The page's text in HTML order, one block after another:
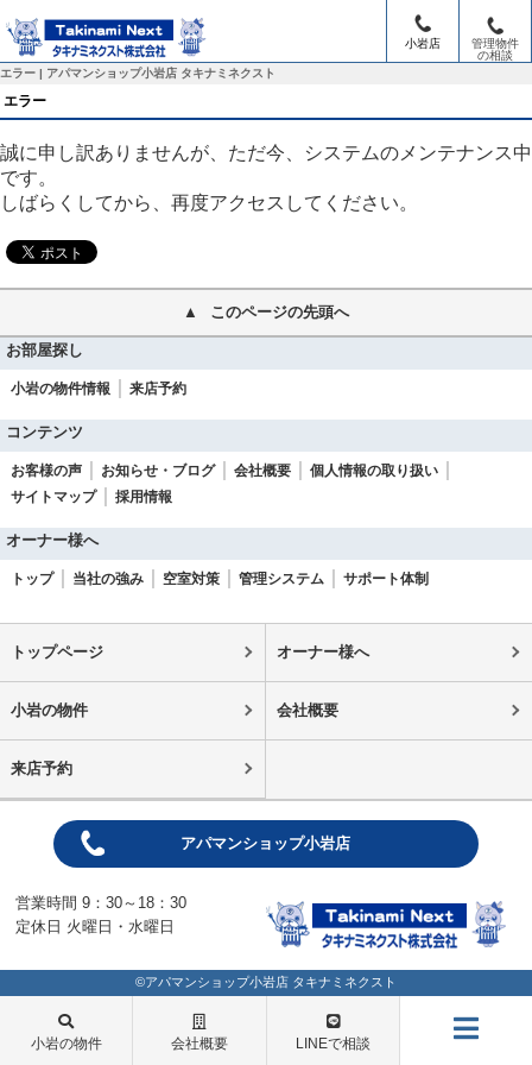
小岩店
管理物件
の相談
エラー | アパマンショップ小岩店 タキナミネクスト
トップ > エラー
エラー
誠に申し訳ありませんが、ただ今、システムのメンテナンス中
です。
しばらくしてから、再度アクセスしてください。
このページの先頭へ
お部屋探し
小岩の物件情報 来店予約
コンテンツ
お客様の声 お知らせ・ブログ 会社概要
個人情報の取り扱い
サイトマップ
採用情報
オーナー様へ
トップ 当社の強み 空室対策 管理システム サポート体制
トップページ オーナー様へ
小岩の物件 会社概要
来店予約
アパマンショップ小岩店
営業時間 9：30～18：30
定休日 火曜日・水曜日
©アパマンショップ小岩店 タキナミネクスト
小岩の物件 会社概要 LINEで相談